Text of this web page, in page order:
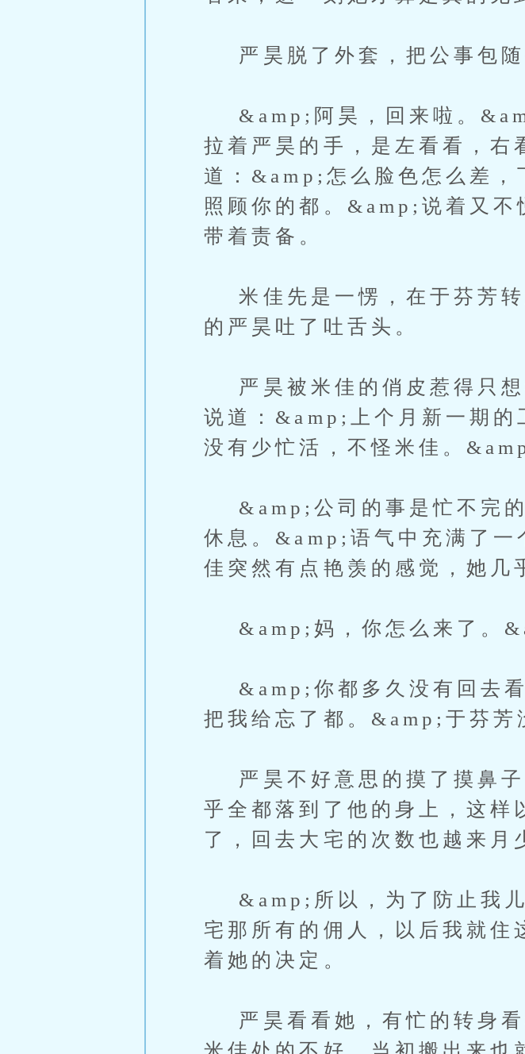
严昊脱了外套，把公事包随
&amp;阿昊，回来啦。
拉着严昊的手，是左看看，右
道：&amp;怎么脸色怎么差，
照顾你的都。&amp;说着又不
带着责备。
米佳先是一愣，在于芬芳转
的严昊吐了吐舌头。
严昊被米佳的俏皮惹得只想
说道：&amp;上个月新一期的
没有少忙活，不怪米佳。
&amp;公司的事是忙不完的
休息。&amp;语气中充满了一
佳突然有点艳羡的感觉，她几
&amp;妈，你怎么来了。
&amp;你都多久没有回去看
把我给忘了都。&amp;于芬芳
严昊不好意思的摸了摸鼻子
乎全都落到了他的身上，这样
了，回去大宅的次数也越来月
&amp;所以，为了防止我儿
宅那所有的佣人，以后我就
着她的决定。
严昊看看她，有忙的转身看